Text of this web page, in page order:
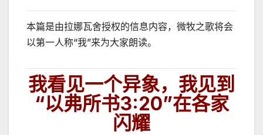
本篇是由拉娜瓦舍授权的信息内容，微牧之歌将会
以第一人称“我”来为大家朗读。
我看见一个异象，我见到
“以弗所书3:20”在各家
闪耀